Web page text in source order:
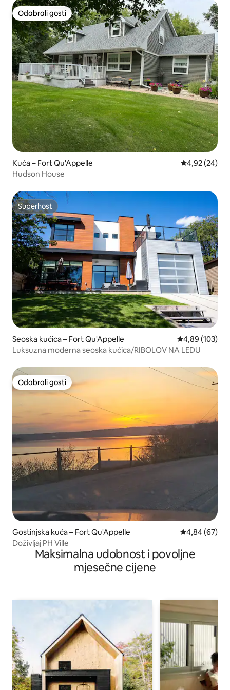
Odabrali gosti
Odabrali gosti
Kuća – Fort Qu'Appelle Prosječna
4,92 (24)
Hudson House
Superhost
Superhost
Seoska kućica – Fort Qu'Appelle Prosječna
4,89 (103)
Luksuzna moderna seoska kućica/RIBOLOV NA LEDU
Odabrali gosti
Odabrali gosti
Gostinjska kuća – Fort Qu'Appelle Prosječna
4,84 (67)
Doživljaj PH Ville
Maksimalna udobnost i povoljne
mjesečne cijene